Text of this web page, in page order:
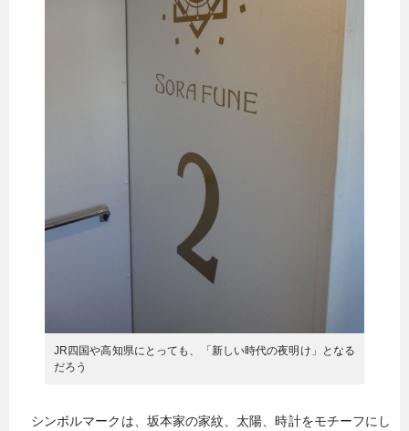
JR四国や高知県にとっても、「新しい時代の夜明け」となる
だろう
シンボルマークは、坂本家の家紋、太陽、時計をモチーフにし